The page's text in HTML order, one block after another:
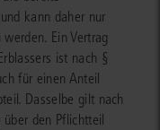
kann daher nur
Ein Vertrag
ist nach §
für einen Anteil
Dasselbe gilt nach
den Pflichtteil